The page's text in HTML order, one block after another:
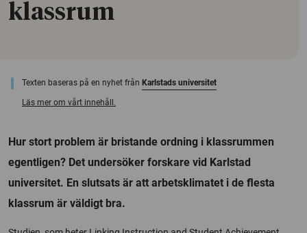
klassrum
Texten baseras på en nyhet från Karlstads universitet
Läs mer om vårt innehåll.
Hur stort problem är bristande ordning i klassrummen
egentligen? Det undersöker forskare vid Karlstad
universitet. En slutsats är att arbetsklimatet i de flesta
klassrum är väldigt bra.